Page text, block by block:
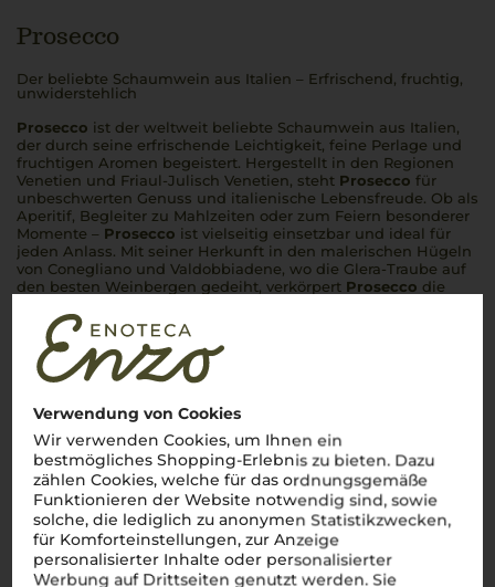
Verwendung von Cookies
Wir verwenden Cookies, um Ihnen ein
bestmögliches Shopping-Erlebnis zu bieten. Dazu
zählen Cookies, welche für das ordnungsgemäße
Funktionieren der Website notwendig sind, sowie
solche, die lediglich zu anonymen Statistikzwecken,
für Komforteinstellungen, zur Anzeige
personalisierter Inhalte oder personalisierter
Werbung auf Drittseiten genutzt werden. Sie
Prosecco
Der beliebte Schaumwein aus Italien – Erfrischend, fruchtig,
unwiderstehlich
Prosecco ist der weltweit beliebte Schaumwein aus Italien,
der durch seine erfrischende Leichtigkeit, feine Perlage und
fruchtigen Aromen begeistert. Hergestellt in den Regionen
Venetien und Friaul-Julisch Venetien, steht Prosecco für
unbeschwerten Genuss und italienische Lebensfreude. Ob als
Aperitif, Begleiter zu Mahlzeiten oder zum Feiern besonderer
Momente – Prosecco ist vielseitig einsetzbar und ideal für
jeden Anlass. Mit seiner Herkunft in den malerischen Hügeln
von Conegliano und Valdobbiadene, wo die Glera-Traube auf
den besten Weinbergen gedeiht, verkörpert Prosecco die
Mehr Weine aus Prosecco